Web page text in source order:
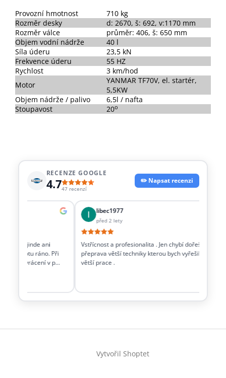
Provozní hmotnost
710 kg
Rozměr desky
d: 2670, š: 692, v:1170 mm
Rozměr válce
průměr: 406, š: 650 mm
Objem vodní nádrže
40 l
Síla úderu
23,5 kN
Frekvence úderu
55 HZ
Rychlost
3 km/hod
Motor
YANMAR TF70V, el. startér,
5,5KW
Objem nádrže / palivo
6,5l / nafta
Stoupavost
20o
RECENZE GOOGLE
4.747 recenzí
✏️ Napsat recenzi
co jinde ani
v sobotu ráno. Při
a vrácení v p…
libec1977
před 2 lety
Vstřícnost a profesionalita . Jen chybí dořešit i
přeprava větší techniky kterou bych vyřešil
větší prace .
Z
Vytvořil Shoptet